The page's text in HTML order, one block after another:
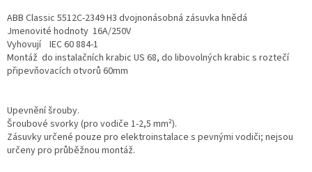
ABB Classic 5512C-2349 H3 dvojnonásobná zásuvka hnědá
Jmenovité hodnoty 16A/250V
Vyhovují IEC 60 884-1
Montáž do instalačních krabic US 68, do libovolných krabic s roztečí
připevňovacích otvorů 60mm
Upevnění šrouby.
Šroubové svorky (pro vodiče 1-2,5 mm²).
Zásuvky určené pouze pro elektroinstalace s pevnými vodiči; nejsou
určeny pro průběžnou montáž.